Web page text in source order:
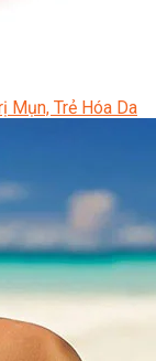
Mụn, Trẻ Hóa Da